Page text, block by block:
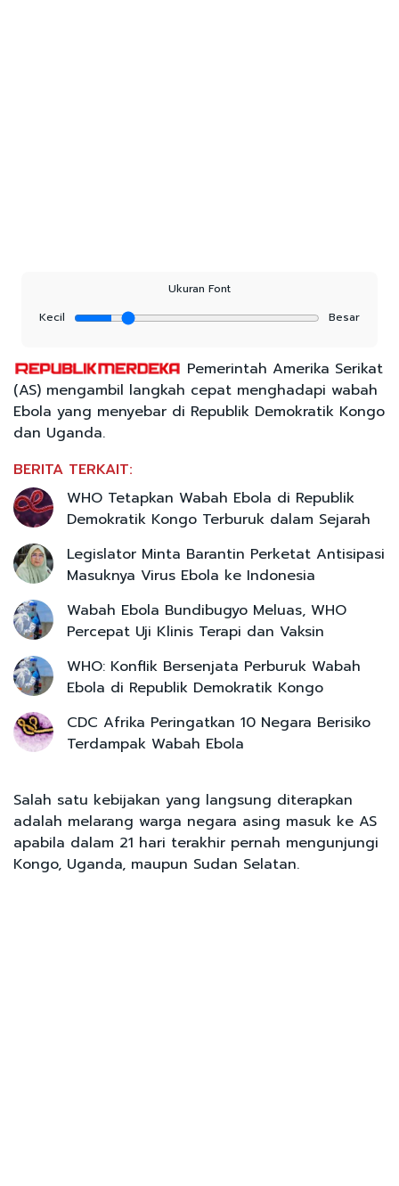
Ukuran Font
Kecil
Besar
Pemerintah Amerika Serikat
(AS) mengambil langkah cepat menghadapi wabah
Ebola yang menyebar di Republik Demokratik Kongo
dan Uganda.
BERITA TERKAIT:
WHO Tetapkan Wabah Ebola di Republik
Demokratik Kongo Terburuk dalam Sejarah
Legislator Minta Barantin Perketat Antisipasi
Masuknya Virus Ebola ke Indonesia
Wabah Ebola Bundibugyo Meluas, WHO
Percepat Uji Klinis Terapi dan Vaksin
WHO: Konflik Bersenjata Perburuk Wabah
Ebola di Republik Demokratik Kongo
CDC Afrika Peringatkan 10 Negara Berisiko
Terdampak Wabah Ebola
Salah satu kebijakan yang langsung diterapkan
adalah melarang warga negara asing masuk ke AS
apabila dalam 21 hari terakhir pernah mengunjungi
Kongo, Uganda, maupun Sudan Selatan.